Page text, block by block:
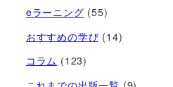
eラーニング (55)
おすすめの学び (14)
コラム (123)